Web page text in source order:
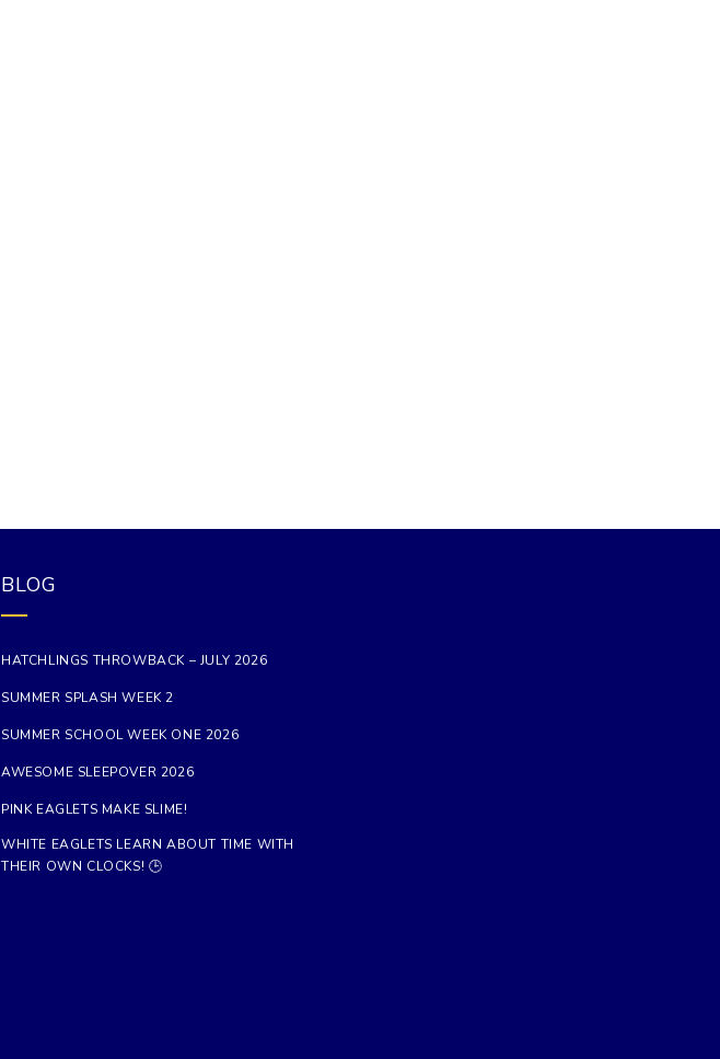
BLOG
HATCHLINGS THROWBACK – JULY 2026
SUMMER SPLASH WEEK 2
SUMMER SCHOOL WEEK ONE 2026
AWESOME SLEEPOVER 2026
PINK EAGLETS MAKE SLIME!
WHITE EAGLETS LEARN ABOUT TIME WITH
THEIR OWN CLOCKS! 🕒